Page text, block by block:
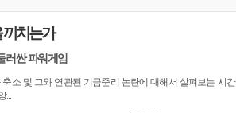
끼치는가
러싼 파워게임
소 및 그와 연관된 기금준리 논란에 대해서 살펴보는 시간
...